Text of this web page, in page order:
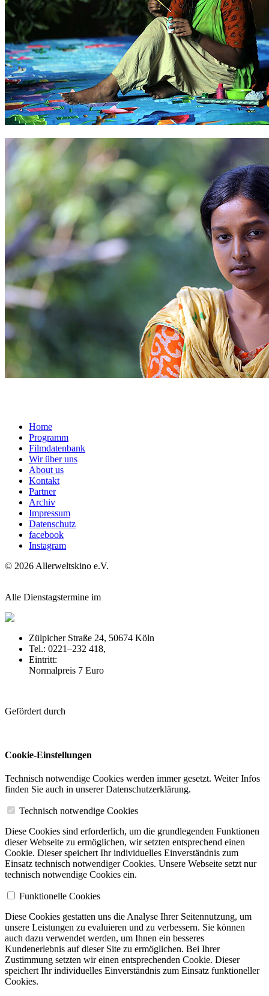
Home
Programm
Filmdatenbank
Wir über uns
About us
Kontakt
Partner
Archiv
Impressum
Datenschutz
facebook
Instagram
© 2026 Allerweltskino e.V.
Alle Dienstagstermine im
Zülpicher Straße 24, 50674 Köln
Tel.: 0221–232 418,
Eintritt:
Normalpreis 7 Euro
Gefördert durch
Cookie-Einstellungen
Technisch notwendige Cookies werden immer gesetzt. Weiter Infos
finden Sie auch in unserer Datenschutzerklärung.
Technisch notwendige Cookies
Diese Cookies sind erforderlich, um die grundlegenden Funktionen
dieser Webseite zu ermöglichen, wir setzten entsprechend einen
Cookie. Dieser speichert Ihr individuelles Einverständnis zum
Einsatz technisch notwendiger Cookies. Unsere Webseite setzt nur
technisch notwendige Cookies ein.
Funktionelle Cookies
Diese Cookies gestatten uns die Analyse Ihrer Seitennutzung, um
unsere Leistungen zu evaluieren und zu verbessern. Sie können
auch dazu verwendet werden, um Ihnen ein besseres
Kundenerlebnis auf dieser Site zu ermöglichen. Bei Ihrer
Zustimmung setzten wir einen entsprechenden Cookie. Dieser
speichert Ihr individuelles Einverständnis zum Einsatz funktioneller
Cookies.